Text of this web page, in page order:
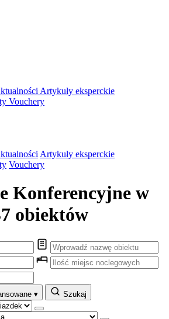
Artykuły eksperckie
Vouchery
Artykuły eksperckie
Vouchery
Konferencyjne w
obiektów
▾ Szukaj